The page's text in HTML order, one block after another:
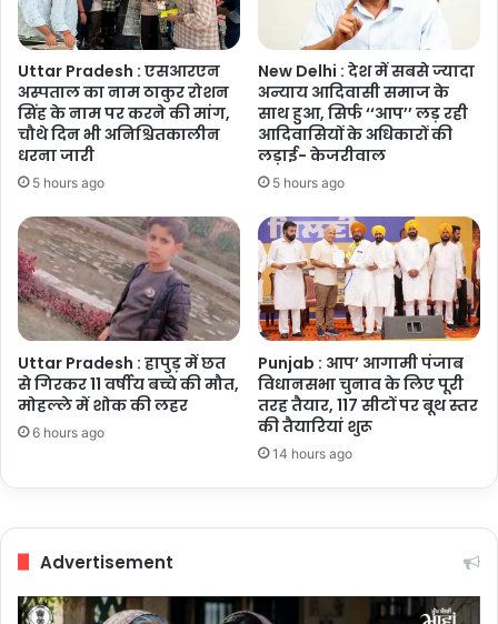
में
कैद
Uttar Pradesh : एसआरएन
अस्पताल का नाम ठाकुर रोशन
सिंह के नाम पर करने की मांग,
चौथे दिन भी अनिश्चितकालीन
धरना जारी
5 hours ago
New Delhi : देश में सबसे ज्यादा
अन्याय आदिवासी समाज के
साथ हुआ, सिर्फ ‘‘आप’’ लड़ रही
आदिवासियों के अधिकारों की
लड़ाई- केजरीवाल
5 hours ago
Uttar Pradesh : हापुड़ में छत
से गिरकर 11 वर्षीय बच्चे की मौत,
मोहल्ले में शोक की लहर
6 hours ago
Punjab : आप’ आगामी पंजाब
विधानसभा चुनाव के लिए पूरी
तरह तैयार, 117 सीटों पर बूथ स्तर
की तैयारियां शुरू
14 hours ago
Advertisement